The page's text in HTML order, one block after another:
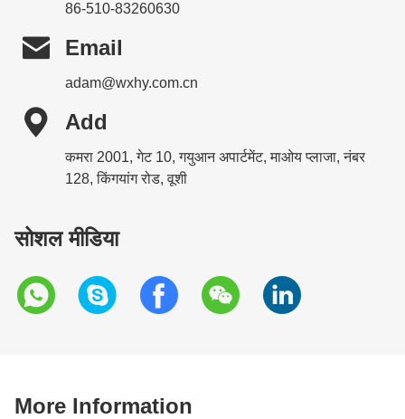
86-510-83260630
 Email
adam@wxhy.com.cn
 Add
कमरा 2001, गेट 10, गयुआन अपार्टमेंट, माओय प्लाजा, नंबर
128, किंगयांग रोड, वूशी
सोशल मीडिया
More Information